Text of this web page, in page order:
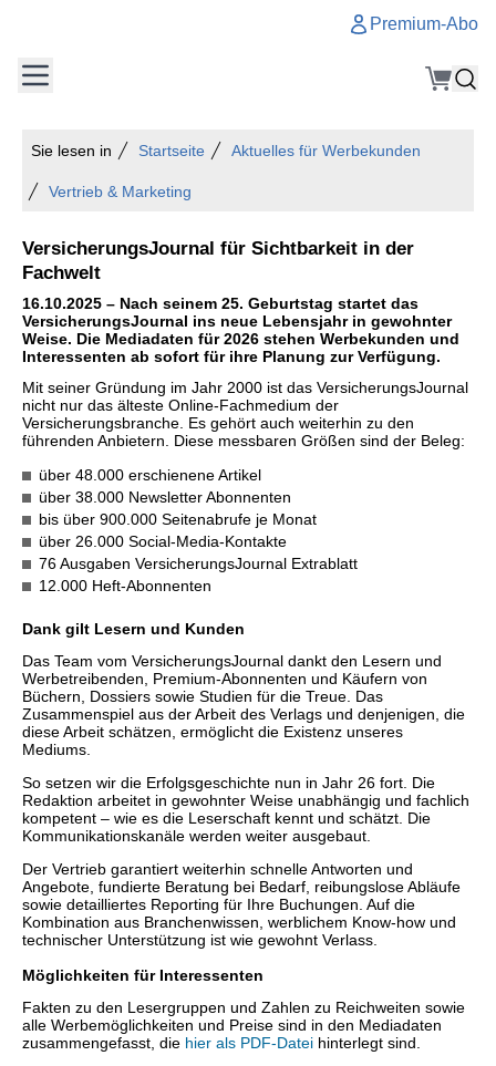
Premium-Abo
Sie lesen in Startseite Aktuelles für Werbekunden
Vertrieb & Marketing
VersicherungsJournal für Sichtbarkeit in der
Fachwelt
16.10.2025 – Nach seinem 25. Geburtstag startet das
VersicherungsJournal ins neue Lebensjahr in gewohnter
Weise. Die Mediadaten für 2026 stehen Werbekunden und
Interessenten ab sofort für ihre Planung zur Verfügung.
Mit seiner Gründung im Jahr 2000 ist das VersicherungsJournal
nicht nur das älteste Online-Fachmedium der
Versicherungsbranche. Es gehört auch weiterhin zu den
führenden Anbietern. Diese messbaren Größen sind der Beleg:
über 48.000 erschienene Artikel
über 38.000 Newsletter Abonnenten
bis über 900.000 Seitenabrufe je Monat
über 26.000 Social-Media-Kontakte
76 Ausgaben VersicherungsJournal Extrablatt
12.000 Heft-Abonnenten
Dank gilt Lesern und Kunden
Das Team vom VersicherungsJournal dankt den Lesern und
Werbetreibenden, Premium-Abonnenten und Käufern von
Büchern, Dossiers sowie Studien für die Treue. Das
Zusammenspiel aus der Arbeit des Verlags und denjenigen, die
diese Arbeit schätzen, ermöglicht die Existenz unseres
Mediums.
So setzen wir die Erfolgsgeschichte nun in Jahr 26 fort. Die
Redaktion arbeitet in gewohnter Weise unabhängig und fachlich
kompetent – wie es die Leserschaft kennt und schätzt. Die
Kommunikationskanäle werden weiter ausgebaut.
Der Vertrieb garantiert weiterhin schnelle Antworten und
Angebote, fundierte Beratung bei Bedarf, reibungslose Abläufe
sowie detailliertes Reporting für Ihre Buchungen. Auf die
Kombination aus Branchenwissen, werblichem Know-how und
technischer Unterstützung ist wie gewohnt Verlass.
Möglichkeiten für Interessenten
Fakten zu den Lesergruppen und Zahlen zu Reichweiten sowie
alle Werbemöglichkeiten und Preise sind in den Mediadaten
zusammengefasst, die hier als PDF-Datei hinterlegt sind.